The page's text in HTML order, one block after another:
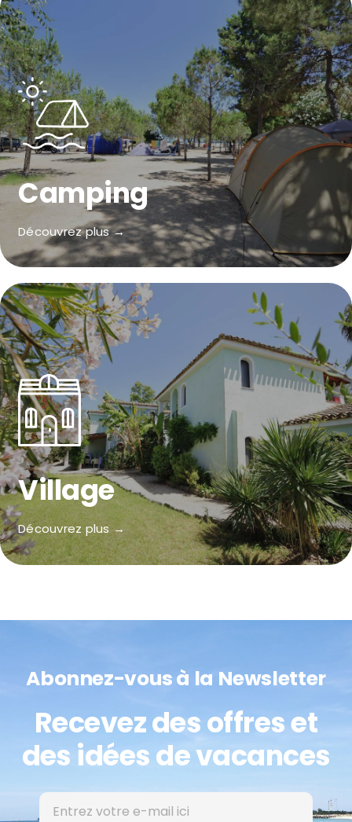
Camping
Découvrez plus →
Village
Découvrez plus →
Abonnez-vous à la Newsletter
Recevez des offres et
des idées de vacances